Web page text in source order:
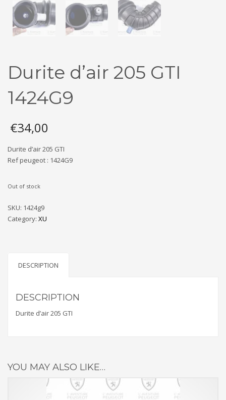
Durite d’air 205 GTI
1424G9
€34,00
Durite d’air 205 GTI
Ref peugeot : 1424G9
Out of stock
SKU: 1424g9
Category: XU
DESCRIPTION
DESCRIPTION
Durite d’air 205 GTI
YOU MAY ALSO LIKE…